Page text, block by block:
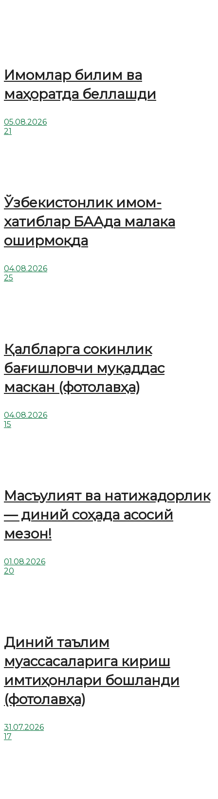
Имомлар билим ва
маҳоратда беллашди
05.08.2026
21
Ўзбекистонлик имом-
хатиблар БААда малака
оширмоқда
04.08.2026
25
Қалбларга сокинлик
бағишловчи муқаддас
маскан (фотолавҳа)
04.08.2026
15
Масъулият ва натижадорлик
— диний соҳада асосий
мезон!
01.08.2026
20
Диний таълим
муассасаларига кириш
имтиҳонлари бошланди
(фотолавҳа)
31.07.2026
17